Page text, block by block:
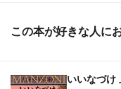
この本が好きな人に
いいなづけ